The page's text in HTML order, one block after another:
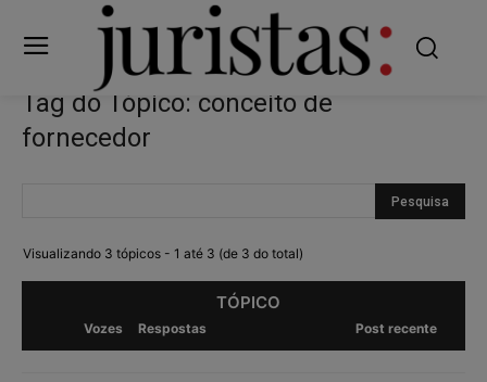
Tag do Tópico: conceito de
fornecedor
Visualizando 3 tópicos - 1 até 3 (de 3 do total)
TÓPICO
Vozes Respostas Post recente